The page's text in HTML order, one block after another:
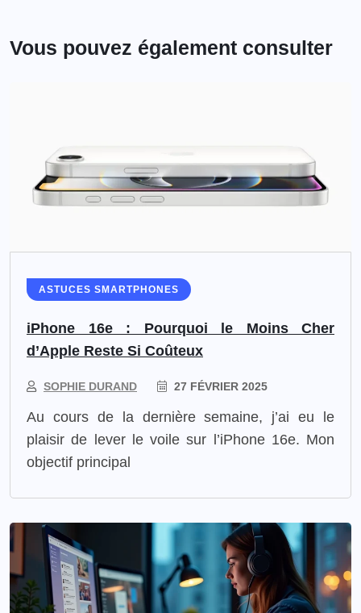
Vous pouvez également consulter
ASTUCES SMARTPHONES
iPhone 16e : Pourquoi le Moins Cher
d’Apple Reste Si Coûteux
SOPHIE DURAND 27 FÉVRIER 2025
Au cours de la dernière semaine, j’ai eu le
plaisir de lever le voile sur l’iPhone 16e. Mon
objectif principal